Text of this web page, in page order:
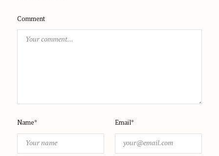
Comment
Name* Email*